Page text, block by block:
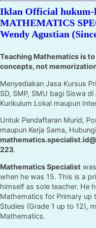
Iklan Official hukum-
MATHEMATICS
Wendy Agustian
Teaching Mathematics is
concepts, not
Menyediakan Jasa Kursus
SD, SMP, SMU bagi Siswa
Kurikulum Lokal maupun
Untuk Pendaftaran Murid,
maupun Kerja Sama,
223.
Mathematics Specialist
when he was 15. This is a
himself as sole teacher. He
Mathematics for Primary up
Studies (Grade 1 up to 12),
Mathematics.